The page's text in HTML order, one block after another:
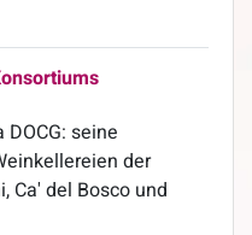
seine
der
Ca' del Bosco und